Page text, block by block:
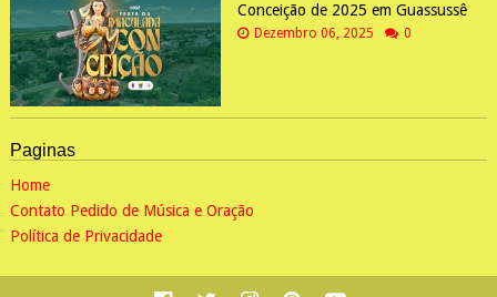
Conceição de 2025 em Guassussê
Dezembro 06, 2025 0
Paginas
Home
Contato Pedido de Música e Oração
Política de Privacidade